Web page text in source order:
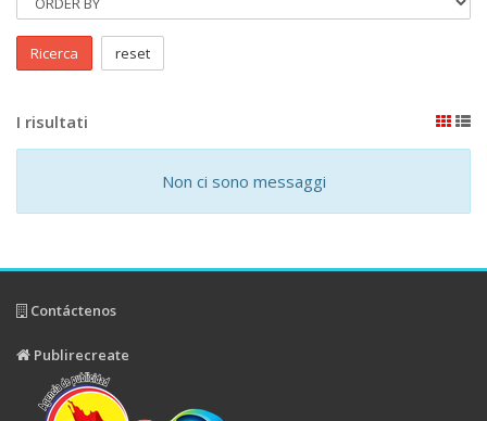
Ricerca reset
I risultati
Non ci sono messaggi
Contáctenos
Publirecreate